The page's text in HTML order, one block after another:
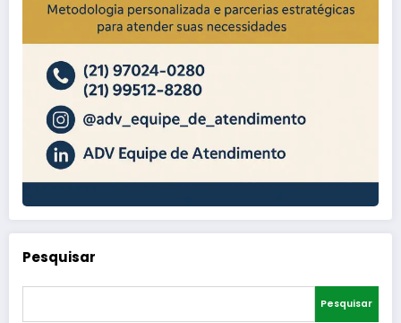
Pesquisar
Pesquisar